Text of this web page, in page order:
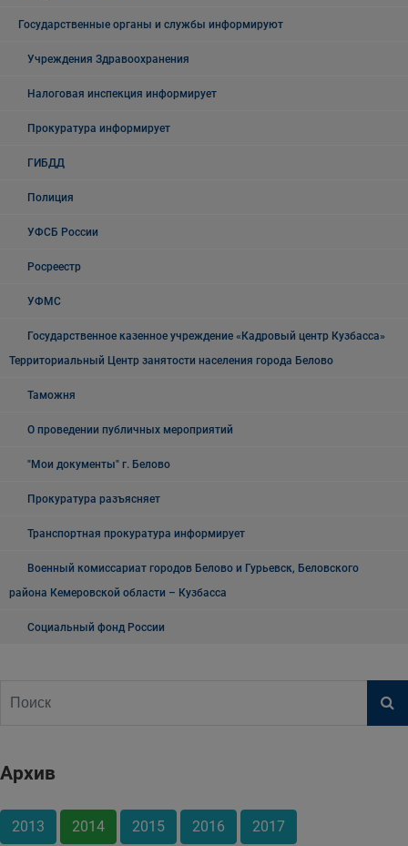
Государственные органы и службы информируют
Учреждения Здравоохранения
Налоговая инспекция информирует
Прокуратура информирует
ГИБДД
Полиция
УФСБ России
Росреестр
УФМС
Государственное казенное учреждение «Кадровый центр Кузбасса»
Территориальный Центр занятости населения города Белово
Таможня
О проведении публичных мероприятий
"Мои документы" г. Белово
Прокуратура разъясняет
Транспортная прокуратура информирует
Военный комиссариат городов Белово и Гурьевск, Беловского
района Кемеровской области – Кузбасса
Социальный фонд России
Архив
2013 2014 2015 2016 2017